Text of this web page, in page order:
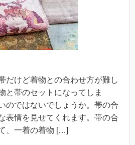
だけど着物との合わせ方が難し
と帯のセットになってしま
のではないでしょうか。帯の合
表情を見せてくれます。帯の合
、一着の着物 […]